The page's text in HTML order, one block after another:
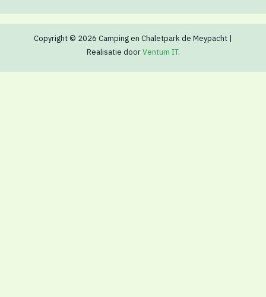
Copyright © 2026 Camping en Chaletpark de Meypacht |
Realisatie doorVentum IT.